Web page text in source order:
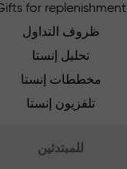
for replenishment
ظروف التداول
تحليل إنستا
مخططات إنستا
تلفزيون إنستا
للمبتدئين